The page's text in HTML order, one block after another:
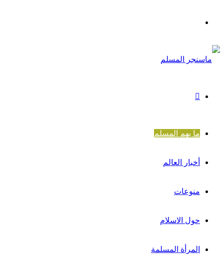
ما يهم المسلم
أخبار العالم
منوعات
حول الاسلام
المرأة المسلمة